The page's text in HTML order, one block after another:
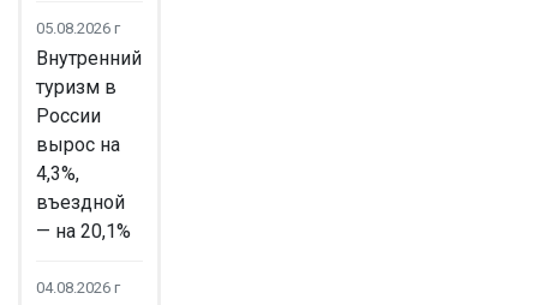
05.08.2026 г
Внутренний
туризм в
России
вырос на
4,3%,
въездной
— на 20,1%
04.08.2026 г